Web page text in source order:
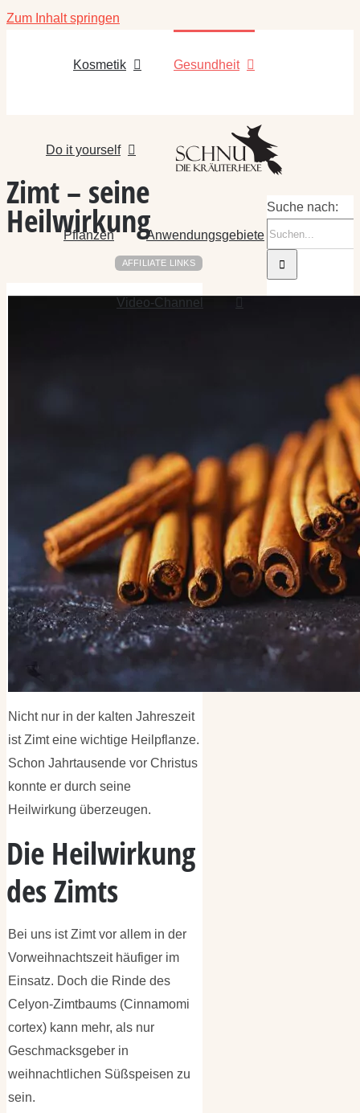
Zum Inhalt springen
Kosmetik Gesundheit
Do it yourself
Pflanzen Anwendungsgebiete
Video-Channel
Zimt – seine
Heilwirkung
AFFILIATE LINKS
Nicht nur in der kalten Jahreszeit
ist Zimt eine wichtige Heilpflanze.
Schon Jahrtausende vor Christus
konnte er durch seine
Heilwirkung überzeugen.
Die Heilwirkung
des Zimts
Bei uns ist Zimt vor allem in der
Vorweihnachtszeit häufiger im
Einsatz. Doch die Rinde des
Celyon-Zimtbaums (Cinnamomi
cortex) kann mehr, als nur
Geschmacksgeber in
weihnachtlichen Süßspeisen zu
sein.
Suche nach:
Archiv